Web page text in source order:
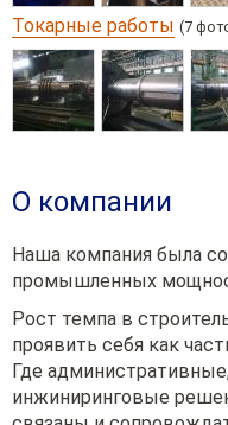
Токарные работы (7
О компании
Наша компания была
промышленных
Рост темпа в
проявить себя как
Где
инжиниринговые